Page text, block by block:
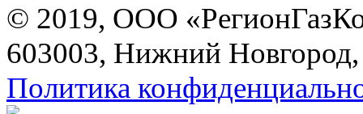
© 2019, ООО
603003, Нижний
Политика